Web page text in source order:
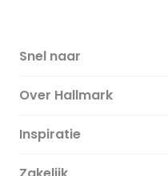
Snel naar
Over Hallmark
Over ons
Duurzaamheid
Inspiratie